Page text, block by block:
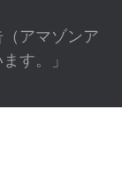
アマゾンア
す。」